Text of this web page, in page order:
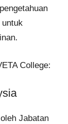
College:
Jabatan